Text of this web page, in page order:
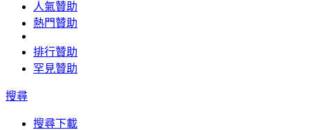
人氣贊助
熱門贊助
排行贊助
罕見贊助
搜尋
搜尋下載